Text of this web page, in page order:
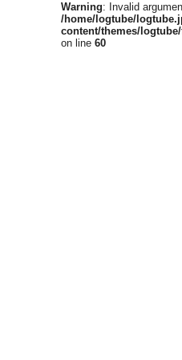
Warning: Invalid
/home/logtube/
content/themes/
on line 60